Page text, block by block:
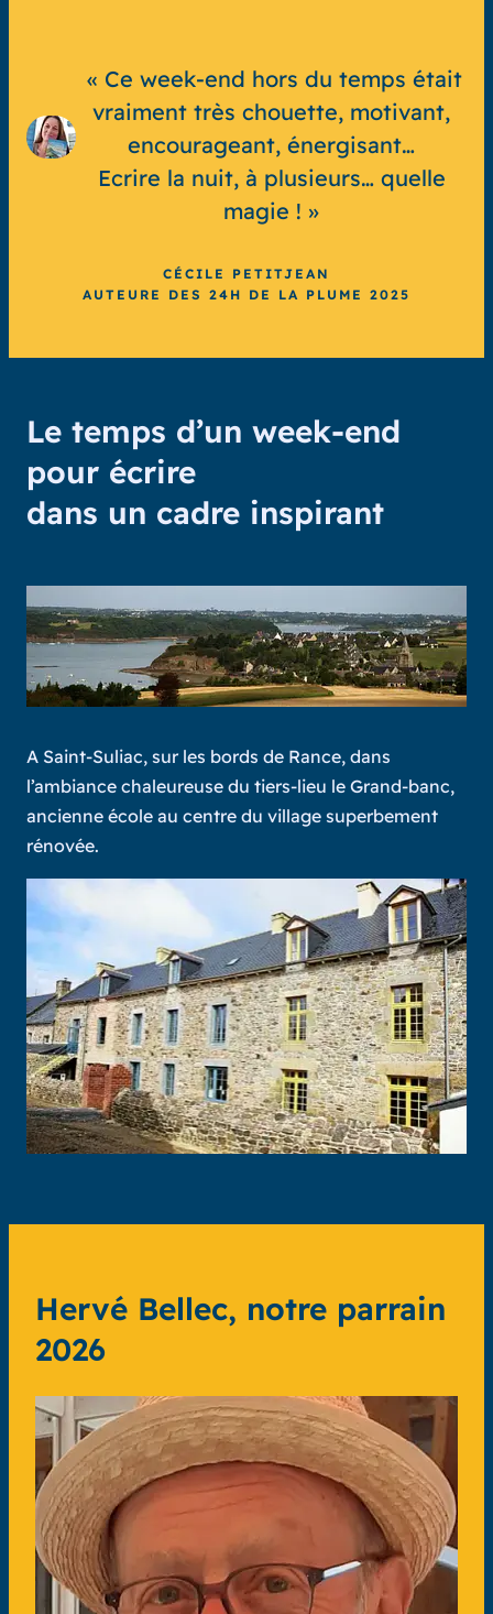
« Ce week-end hors du temps était
vraiment très chouette, motivant,
encourageant, énergisant…
Ecrire la nuit, à plusieurs… quelle
magie ! »
CÉCILE PETITJEAN
AUTEURE DES 24H DE LA PLUME 2025
Le temps d’un week-end
pour écrire
dans un cadre inspirant
A Saint-Suliac, sur les bords de Rance, dans
l’ambiance chaleureuse du tiers-lieu le Grand-banc,
ancienne école au centre du village superbement
rénovée.
Hervé Bellec, notre parrain
2026